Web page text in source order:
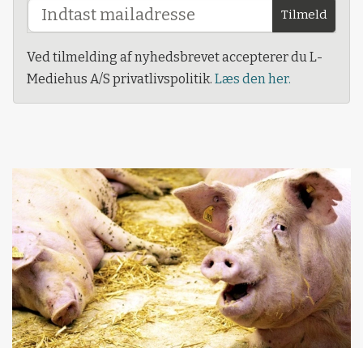
Tilmeld
Ved tilmelding af nyhedsbrevet accepterer du L-
Mediehus A/S privatlivspolitik. Læs den her.